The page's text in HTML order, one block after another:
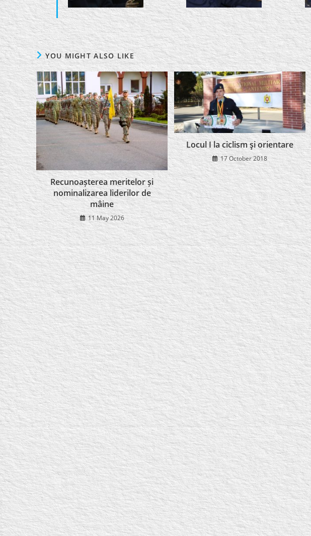
YOU MIGHT ALSO LIKE
Recunoașterea meritelor și
nominalizarea liderilor de
mâine
11 May 2026
Locul I la ciclism şi orientare
17 October 2018